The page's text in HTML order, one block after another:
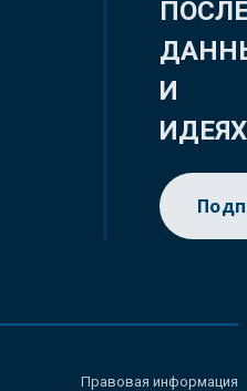
И
ИДЕЯХ
Правовая информация